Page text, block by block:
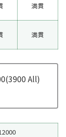
満貫
満貫
All)